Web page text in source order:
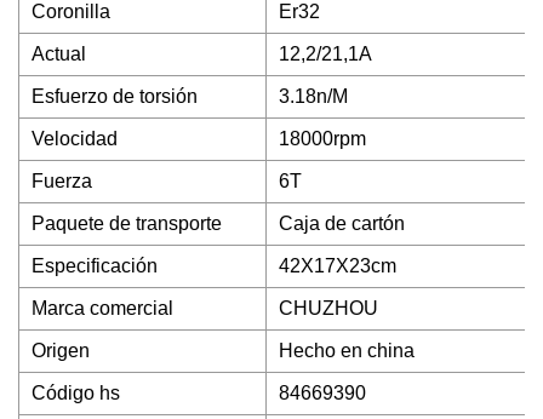
Coronilla Er32
Actual 12,2/21,1A
Esfuerzo de torsión 3.18n/M
Velocidad 18000rpm
Fuerza 6T
Paquete de transporte Caja de cartón
Especificación 42X17X23cm
Marca comercial CHUZHOU
Origen Hecho en china
Código hs 84669390